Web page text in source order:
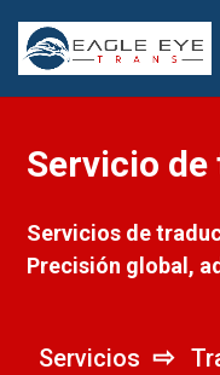
Servicio
Servicios de
Precisión global,
Servicios